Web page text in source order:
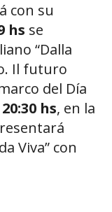
con su
hs se
“Dalla
Il futuro
del Día
20:30 hs, en la
Viva” con